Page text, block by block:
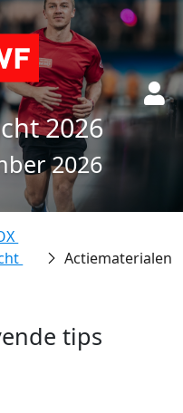
2026
2026
Actiematerialen
tips